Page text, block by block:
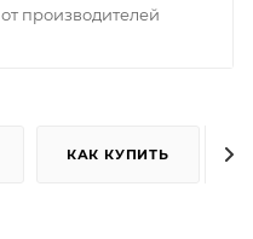
от производителей
КАК КУПИТЬ